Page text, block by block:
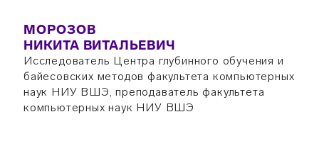
МОРОЗОВ
НИКИТА ВИТАЛЬЕВИЧ
Исследователь Центра глубинного обучения и
байесовских методов факультета компьютерных
наук НИУ ВШЭ, преподаватель факультета
компьютерных наук НИУ ВШЭ